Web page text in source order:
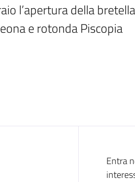
l’apertura della
e rotonda Piscopia
Entra